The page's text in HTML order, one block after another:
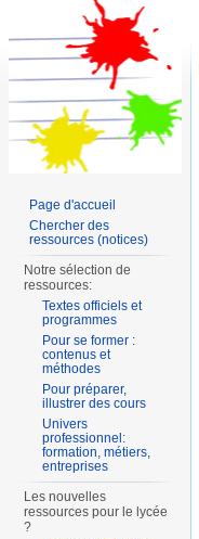
Page d'accueil
Chercher des
ressources (notices)
Notre sélection de
ressources:
Textes officiels et
programmes
Pour se former :
contenus et
méthodes
Pour préparer,
illustrer des cours
Univers
professionnel:
formation, métiers,
entreprises
Les nouvelles
ressources pour le lycée
?